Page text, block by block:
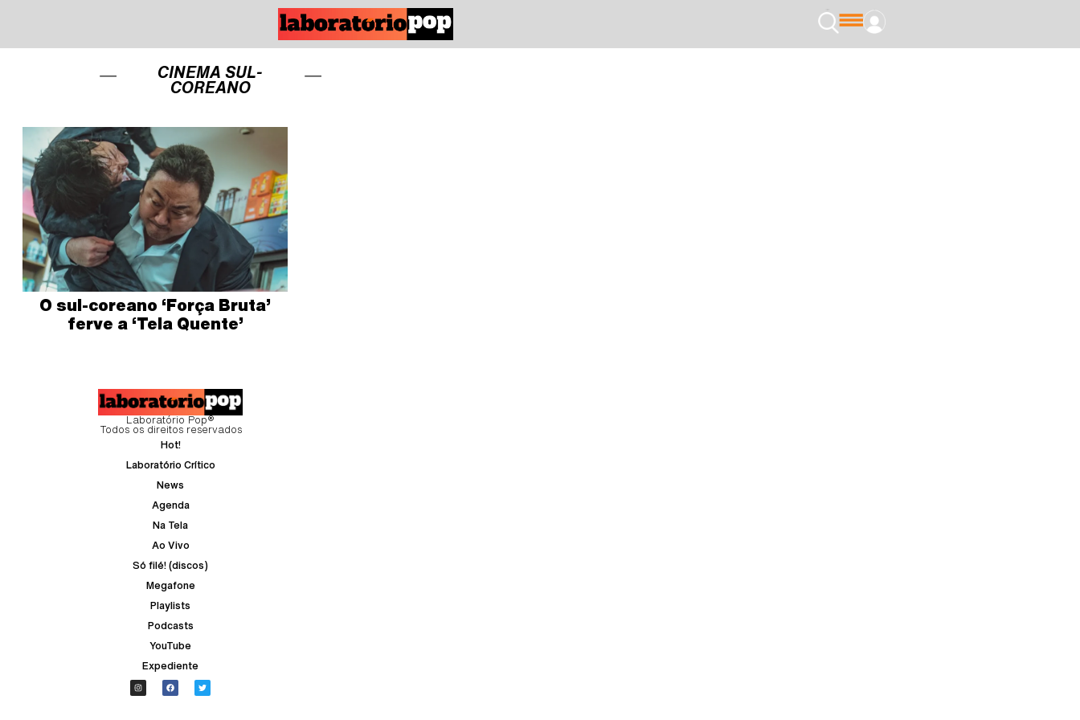
CINEMA SUL-
COREANO
O sul-coreano ‘Força Bruta’
ferve a ‘Tela Quente’
Laboratório Pop®
Todos os direitos reservados
Hot!
Laboratório Crítico
News
Agenda
Na Tela
Ao Vivo
Só filé! (discos)
Megafone
Playlists
Podcasts
YouTube
Expediente